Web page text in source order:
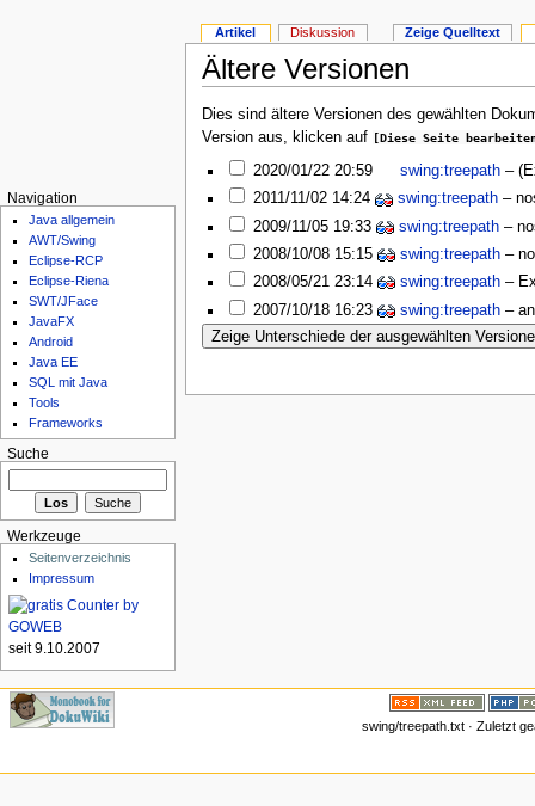
Ältere Versionen
Dies sind ältere Versionen des gewählten
Version aus, klicken auf [Diese Seite
2020/01/22 20:59 swing:treepath–
2011/11/02 14:24
swing:treepath–
2009/11/05 19:33
swing:treepath–
2008/10/08 15:15
swing:treepath–
2008/05/21 23:14
swing:treepath–
2007/10/18 16:23
swing:treepath–
Artikel Diskussion Zeige Quelltext
Navigation
Java allgemein
AWT/Swing
Eclipse-RCP
Eclipse-Riena
SWT/JFace
JavaFX
Android
Java EE
SQL mit Java
Tools
Frameworks
Suche
Werkzeuge
Seitenverzeichnis
Impressum
seit 9.10.2007
swing/treepath.txt · Zuletzt